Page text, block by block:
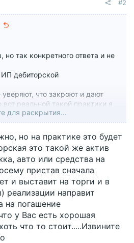
#2
так конкретного ответа и не
дебиторской
что закроют и дают
реальной такой практики я
а потом ещё и взыскателю.
для раскрытия...
но на практике это будет
это такой же актив
авто или средства на
пристав сначала
и выставит на торги и в
реализации направит
на погашение
у Вас есть хорошая
что то стоит.....Извините